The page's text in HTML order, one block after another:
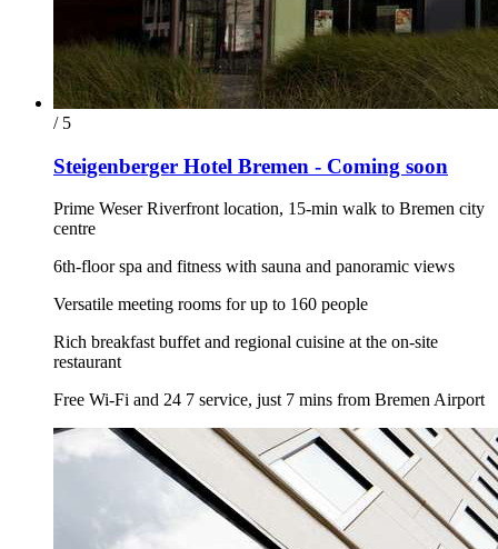
/ 5
Steigenberger Hotel Bremen - Coming soon
Prime Weser Riverfront location, 15-min walk to Bremen city
centre
6th-floor spa and fitness with sauna and panoramic views
Versatile meeting rooms for up to 160 people
Rich breakfast buffet and regional cuisine at the on-site
restaurant
Free Wi-Fi and 24 7 service, just 7 mins from Bremen Airport